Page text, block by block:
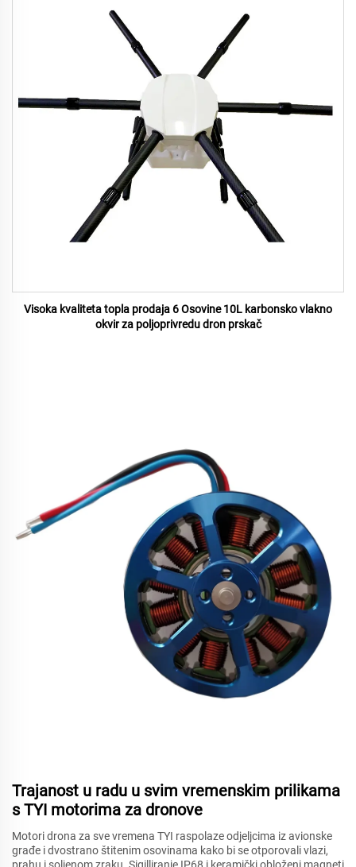
Visoka kvaliteta topla prodaja 6 Osovine 10L karbonsko vlakno
okvir za poljoprivredu dron prskač
Trajanost u radu u svim vremenskim prilikama
s TYI motorima za dronove
Motori drona za sve vremena TYI raspolaze odjeljcima iz avionske
građe i dvostrano štitenim osovinama kako bi se otporovali vlazi,